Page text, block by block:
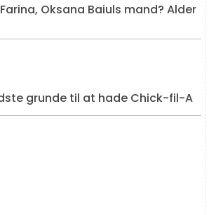
Oksana Baiuls mand? Alder
grunde til at hade Chick-fil-A